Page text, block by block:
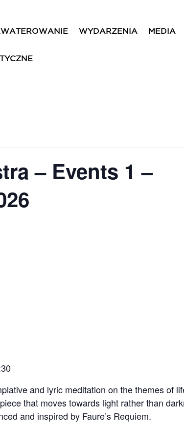
WYDARZENIA MEDIA
– Events 1 –
and lyric meditation on the themes of
that moves towards light rather than
and inspired by Faure’s Requiem.